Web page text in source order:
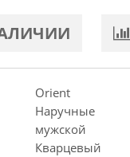
Orient
Наручные
мужской
Кварцевый